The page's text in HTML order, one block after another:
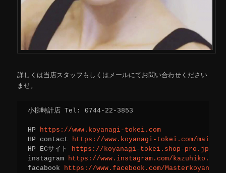
詳しくは当店スタッフもしくはメールにてお問い合わせください
ませ。
小柳時計店 Tel: 0744-22-3853
HP
https://www.koyanagi-tokei.com
HP contact
https://www.koyanagi-tokei.com/
HP ECサイト
https://koyanagi-tokei.shop-pro.jp/
instagram
https://www.instagram.com/
facabook
https://www.facebook.com/Masterkoyanagi/